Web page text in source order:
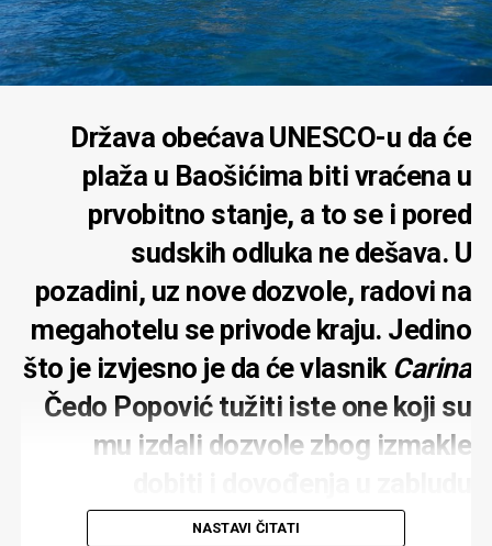
Država obećava UNESCO-u da će
plaža u Baošićima biti vraćena u
prvobitno stanje, a to se i pored
sudskih odluka ne dešava. U
pozadini, uz nove dozvole, radovi na
megahotelu se privode kraju. Jedino
što je izvjesno je da će vlasnik Carina
Čedo Popović tužiti iste one koji su
mu izdali dozvole zbog izmakle
NASTAVI ČITATI